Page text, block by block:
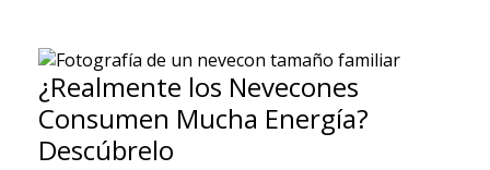
¿Realmente los Nevecones
Consumen Mucha Energía?
Descúbrelo